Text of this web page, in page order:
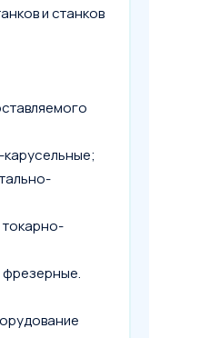
и станков
карусельные;
токарно-
фрезерные.